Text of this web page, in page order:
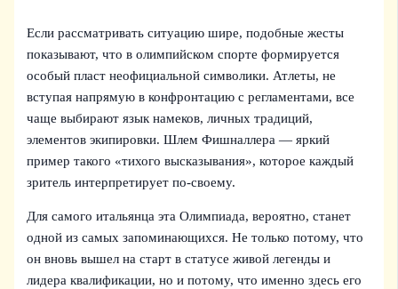
Если рассматривать ситуацию шире, подобные жесты
показывают, что в олимпийском спорте формируется
особый пласт неофициальной символики. Атлеты, не
вступая напрямую в конфронтацию с регламентами, все
чаще выбирают язык намеков, личных традиций,
элементов экипировки. Шлем Фишналлера — яркий
пример такого «тихого высказывания», которое каждый
зритель интерпретирует по-своему.
Для самого итальянца эта Олимпиада, вероятно, станет
одной из самых запоминающихся. Не только потому, что
он вновь вышел на старт в статусе живой легенды и
лидера квалификации, но и потому, что именно здесь его